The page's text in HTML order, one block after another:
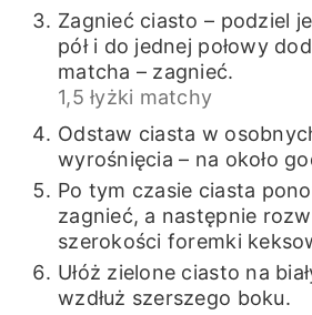
Zagnieć ciasto – podziel
pół i do jednej połowy
matcha – zagnieć.
1,5 łyżki matchy
Odstaw ciasta w
wyrośnięcia – na około
Po tym czasie ciasta
zagnieć, a następnie
szerokości foremki
Ułóż zielone ciasto na
wzdłuż szerszego boku.